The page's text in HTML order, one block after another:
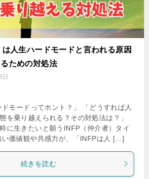
は人生ハードモードと言われる原因
ための対処法
日
ドモードってホント？」 「どうすれば人
を乗り越えられる？その対処法は？」
に生きたいと願うINFP（仲介者）タイ
い価値観や共感力が、「INFPは人 […]
続きを読む